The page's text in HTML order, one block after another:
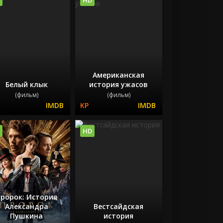
Белый клык
(фильм)
Американская
история ужасов
(фильм)
История
Александра
Пушкина
Вестсайдская
история
HD